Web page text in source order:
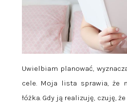
Uwielbiam planować,
cele. Moja lista sprawia, że
łóżka. Gdy ją realizuję, czuję,